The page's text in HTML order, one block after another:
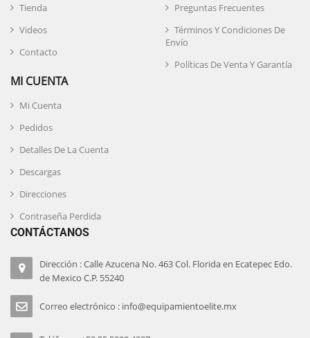
Tienda
Videos
Contacto
Preguntas Frecuentes
Términos Y Condiciones De
Envío
Políticas De Venta Y Garantía
MI CUENTA
Mi Cuenta
Pedidos
Detalles De La Cuenta
Descargas
Direcciones
Contraseña Perdida
CONTÁCTANOS
Dirección : Calle Azucena No. 463 Col. Florida en Ecatepec Edo.
de Mexico C.P. 55240
Correo electrónico : info@equipamientoelite.mx